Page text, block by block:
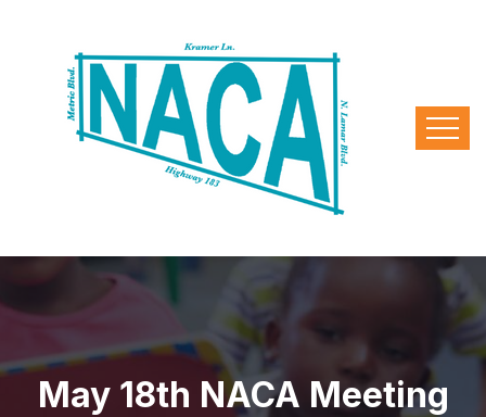
May 18th NACA Meeting